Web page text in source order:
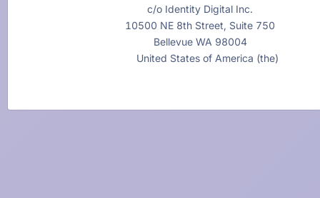
c/o Identity Digital Inc.
10500 NE 8th Street, Suite 750
Bellevue WA 98004
United States of America (the)